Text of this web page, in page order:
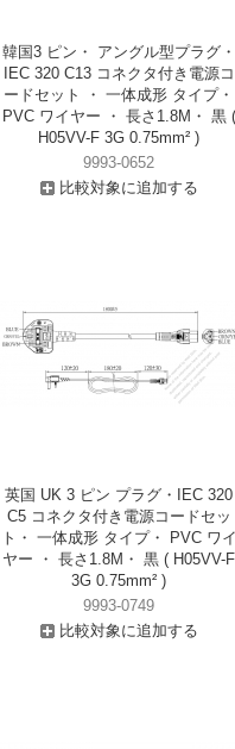
韓国3 ピン・ アングル型プラグ・
IEC 320 C13 コネクタ付き電源コ
ードセット ・ 一体成形 タイプ・
PVC ワイヤー ・ 長さ1.8M・ 黒 (
H05VV-F 3G 0.75mm² )
9993-0652
比較対象に追加する
英国 UK 3 ピン プラグ・IEC 320
C5 コネクタ付き電源コードセッ
ト・ 一体成形 タイプ・ PVC ワ
ヤー ・ 長さ1.8M・ 黒 ( H05VV-F
3G 0.75mm² )
9993-0749
比較対象に追加する